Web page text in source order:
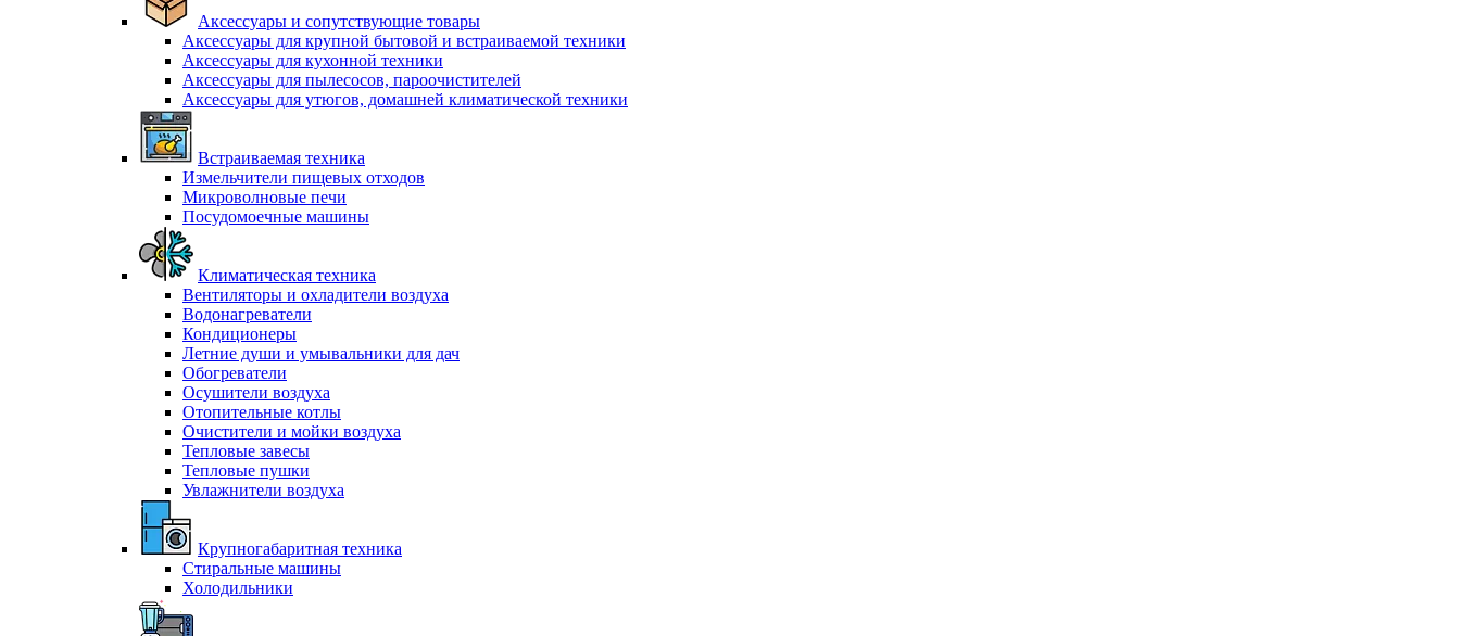
Аксессуары и сопутствующие товары
Аксессуары для крупной бытовой и встраиваемой техники
Аксессуары для кухонной техники
Аксессуары для пылесосов, пароочистителей
Аксессуары для утюгов, домашней климатической техники
Встраиваемая техника
Измельчители пищевых отходов
Микроволновые печи
Посудомоечные машины
Климатическая техника
Вентиляторы и охладители воздуха
Водонагреватели
Кондиционеры
Летние души и умывальники для дач
Обогреватели
Осушители воздуха
Отопительные котлы
Очистители и мойки воздуха
Тепловые завесы
Тепловые пушки
Увлажнители воздуха
Крупногабаритная техника
Стиральные машины
Холодильники